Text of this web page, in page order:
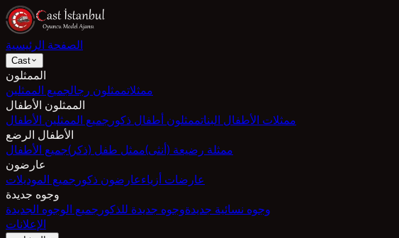
الصفحة الرئيسية
Cast
الممثلون
ممثلاتممثلون رجالجميع الممثلين
الممثلون الأطفال
ممثلات الأطفال البناتممثلون أطفال ذكور جميع الممثلين الأطفال
الأطفال الرضع
ممثلة رضيعة (أنثى)ممثل طفل (ذكر)جميع الأطفال
عارضون
عارضات أزياءعارضون ذكور جميع الموديلات
وجوه جديدة
وجوه نسائية جديدةوجوه جديدة للذكور جميع الوجوه الجديدة
الإعلانات